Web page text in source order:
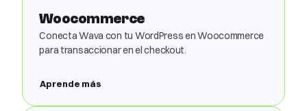
Woocommerce
Conecta Wava con tu WordPress en Woocommerce
para transaccionar en el checkout.
Aprende más